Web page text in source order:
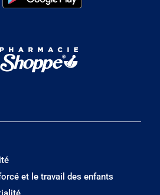
et le travail des enfants